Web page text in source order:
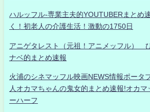
ハルッフル-専業主夫的YOUTUBERまとめ
く！初老人の介護生活！激動の1750日
アニゲタレスト（元祖！アニメッフル）
ナベ的まとめ速報
火浦のシネマッフル映画NEWS情報ポータ
人オカマちゃんの鬼女的まとめ速報!オカ
ーハーフ